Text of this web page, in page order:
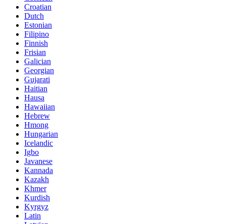
Croatian
Dutch
Estonian
Filipino
Finnish
Frisian
Galician
Georgian
Gujarati
Haitian
Hausa
Hawaiian
Hebrew
Hmong
Hungarian
Icelandic
Igbo
Javanese
Kannada
Kazakh
Khmer
Kurdish
Kyrgyz
Latin